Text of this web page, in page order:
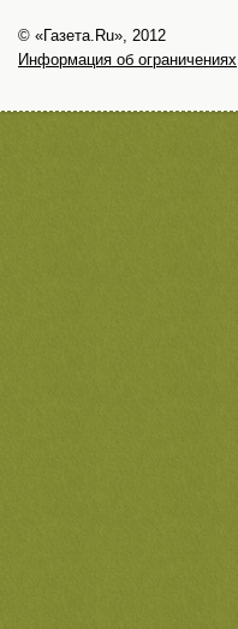
© «Газета.Ru», 2012
Информация об ограничениях